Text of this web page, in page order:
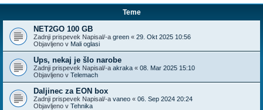
e
Teme
NET2GO 100 GB
Zadnji prispevek Napisal/-a green « 29. Okt 2025 10:56
Objavljeno v Mali oglasi
Ups, nekaj je šlo narobe
Zadnji prispevek Napisal/-a akraka « 08. Mar 2025 15:10
Objavljeno v Telemach
Daljinec za EON box
Zadnji prispevek Napisal/-a vaneo « 06. Sep 2024 20:24
Objavljeno v Tehnika